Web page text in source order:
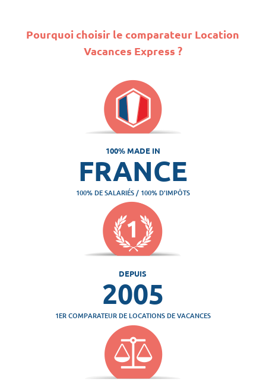
Pourquoi choisir le comparateur Location
Vacances Express ?
100% MADE IN
FRANCE
100% DE SALARIÉS / 100% D'IMPÔTS
DEPUIS
2005
1ER COMPARATEUR DE LOCATIONS DE VACANCES